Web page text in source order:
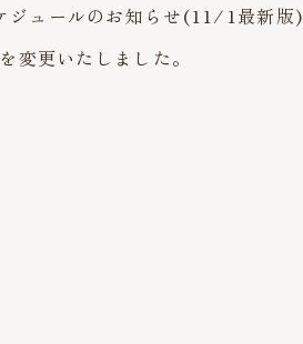
ジュールのお知らせ(11/1最新版)
更いたしました。